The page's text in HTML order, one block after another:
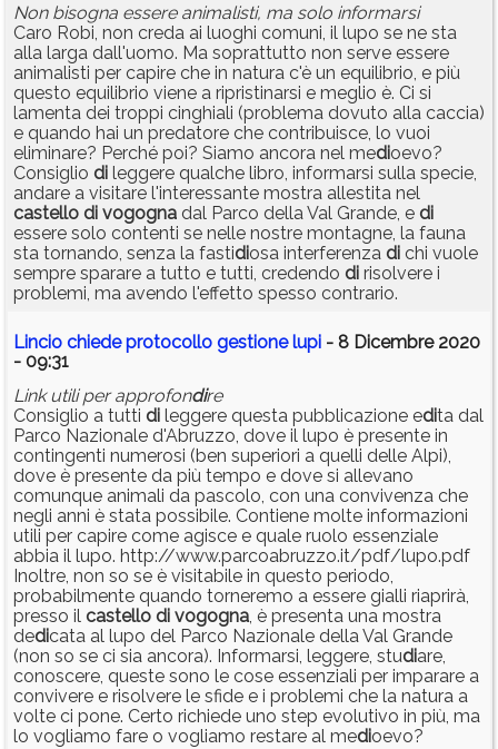
Non bisogna essere animalisti, ma solo informarsi
Caro Robi, non creda ai luoghi comuni, il lupo se ne sta
alla larga dall'uomo. Ma soprattutto non serve essere
animalisti per capire che in natura c'è un equilibrio, e più
questo equilibrio viene a ripristinarsi e meglio è. Ci si
lamenta dei troppi cinghiali (problema dovuto alla caccia)
e quando hai un predatore che contribuisce, lo vuoi
eliminare? Perché poi? Siamo ancora nel medioevo?
Consiglio di leggere qualche libro, informarsi sulla specie,
andare a visitare l'interessante mostra allestita nel
castello di vogogna dal Parco della Val Grande, e di
essere solo contenti se nelle nostre montagne, la fauna
sta tornando, senza la fastidiosa interferenza di chi vuole
sempre sparare a tutto e tutti, credendo di risolvere i
problemi, ma avendo l'effetto spesso contrario.
Lincio chiede protocollo gestione lupi - 8 Dicembre 2020
- 09:31
Link utili per approfondire
Consiglio a tutti di leggere questa pubblicazione edita dal
Parco Nazionale d'Abruzzo, dove il lupo è presente in
contingenti numerosi (ben superiori a quelli delle Alpi),
dove è presente da più tempo e dove si allevano
comunque animali da pascolo, con una convivenza che
negli anni è stata possibile. Contiene molte informazioni
utili per capire come agisce e quale ruolo essenziale
abbia il lupo. http://www.parcoabruzzo.it/pdf/lupo.pdf
Inoltre, non so se è visitabile in questo periodo,
probabilmente quando torneremo a essere gialli riaprirà,
presso il castello di vogogna, è presenta una mostra
dedicata al lupo del Parco Nazionale della Val Grande
(non so se ci sia ancora). Informarsi, leggere, studiare,
conoscere, queste sono le cose essenziali per imparare a
convivere e risolvere le sfide e i problemi che la natura a
volte ci pone. Certo richiede uno step evolutivo in più, ma
lo vogliamo fare o vogliamo restare al medioevo?